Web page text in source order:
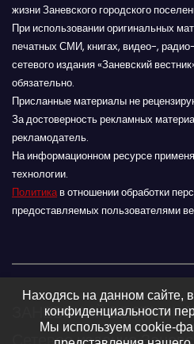
жизни Заневского городского
При использовании оригинальных
печатных СМИ, книгах, видео-,
сетевого издания «Заневский
обязательно.
Присланные материалы не
За достоверность рекламных
рекламодатель.
На информационном ресурсе
технологии.
Политикав отношении обработки
предоставляемых пользователями
ЗАНЕВСКИЙ ВЕСТНИК
Находясь на данном сайте,
конфиденциальности
Мы используем cookie-